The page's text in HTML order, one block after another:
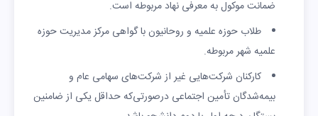
ضمانت موکول به معرفی نهاد مربوطه است.
طلاب حوزه علمیه و روحانیون با گواهی مرکز مدیریت حوزه
علمیه شهر مربوطه.
کارکنان شرکت‌هایی غیر از شرکت‌های سهامی عام و
بیمه‌شدگان تأمین اجتماعی درصورتی‌که حداقل یکی از ضامنین